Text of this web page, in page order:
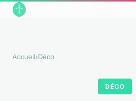
Accueil›Déco
DÉCO